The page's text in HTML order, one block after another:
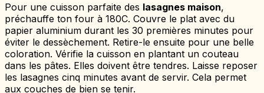
Pour une cuisson parfaite des lasagnes maison,
préchauffe ton four à 180C. Couvre le plat avec du
papier aluminium durant les 30 premières minutes pour
éviter le dessèchement. Retire-le ensuite pour une belle
coloration. Vérifie la cuisson en plantant un couteau
dans les pâtes. Elles doivent être tendres. Laisse reposer
les lasagnes cinq minutes avant de servir. Cela permet
aux couches de bien se tenir.